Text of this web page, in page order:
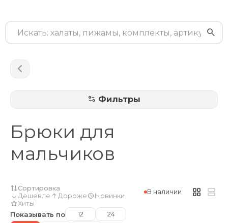
Фильтры
Брюки для
мальчиков
В наличии
Сортировка
Дешевле
Дороже
Новинки
Хиты
Показывать по
12
24